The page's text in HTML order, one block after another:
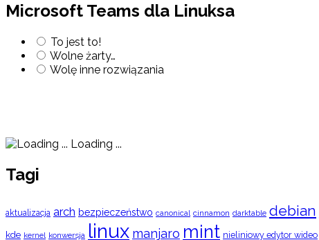
Microsoft Teams dla Linuksa
To jest to!
Wolne żarty…
Wolę inne rozwiązania
Loading ...
Tagi
aktualizacja arch bezpieczeństwo canonical cinnamon darktable debian
kde kernel konwersja linux manjaro mint nieliniowy edytor wideo